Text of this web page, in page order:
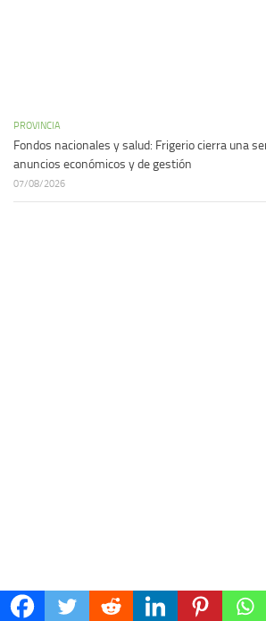
PROVINCIA
Fondos nacionales y salud: Frigerio cierra una
anuncios económicos y de gestión
07/08/2026
PROVINCIA